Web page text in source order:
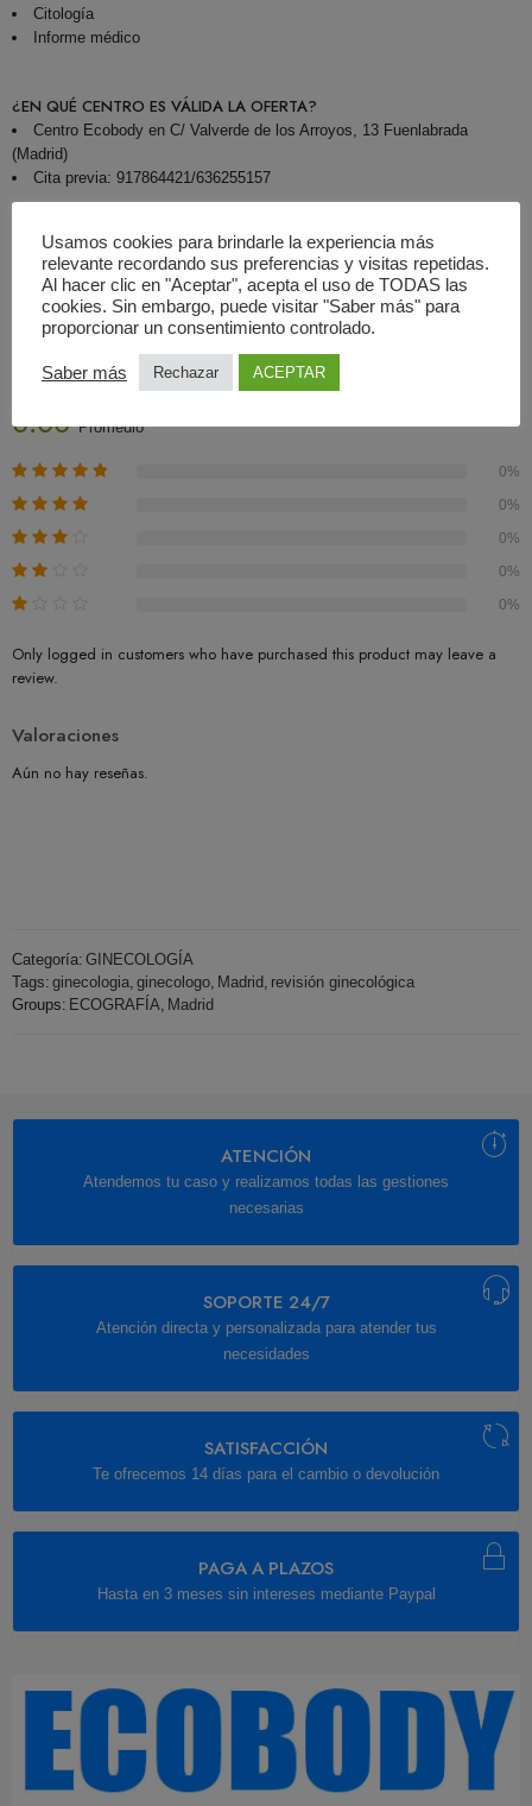
Citología
Informe médico
¿EN QUÉ CENTRO ES VÁLIDA LA OFERTA?
Centro Ecobody en C/ Valverde de los Arroyos, 13 Fuenlabrada
(Madrid)
Cita previa: 917864421/636255157
Valoraciones (0)
Basado En 0 Valoraciones
0.00Promedio
0%
0%
0%
0%
0%
Only logged in customers who have purchased this product may leave a
review.
Valoraciones
Aún no hay reseñas.
Categoría: GINECOLOGÍA
Tags: ginecologia ginecologo Madrid revisión ginecológica
Groups: ECOGRAFÍA Madrid
ATENCIÓN
Atendemos tu caso y realizamos todas las gestiones
necesarias
SOPORTE 24/7
Atención directa y personalizada para atender tus
necesidades
SATISFACCIÓN
Te ofrecemos 14 días para el cambio o devolución
PAGA A PLAZOS
Hasta en 3 meses sin intereses mediante Paypal
Usamos cookies para brindarle la experiencia más
relevante recordando sus preferencias y visitas repetidas.
Al hacer clic en "Aceptar", acepta el uso de TODAS las
cookies. Sin embargo, puede visitar "Saber más" para
proporcionar un consentimiento controlado.
Saber más Rechazar ACEPTAR